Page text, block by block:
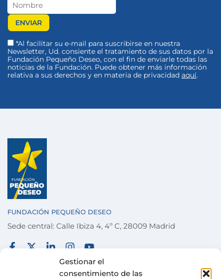
Gestionar el
consentimiento de las
*Al facilitar su e-mail para suscribirse en nuestra
Newsletter, Ud. consiente el tratamiento de sus datos por la
Fundación Pequeño Deseo, con el fin de enviarle todas las
noticias de la Fundación. Puede obtener más información
relativa a sus derechos y en materia de privacidad aquí.
FUNDACIÓN PEQUEÑO DESEO
Sede central: Calle Ibiza 4, 4º C, 28009 Madrid